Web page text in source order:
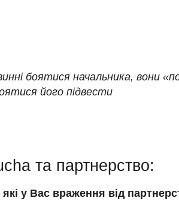
боятися начальника, вони
його підвести
та партнерство:
у Вас враження від